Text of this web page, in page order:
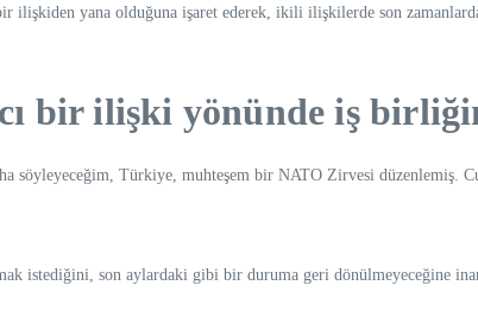
ilişkiden yana olduğuna işaret ederek, ikili ilişkilerde son
bir ilişki yönünde iş
Türkiye, muhteşem bir NATO Zirvesi düzenlemiş.
istediğini, son aylardaki gibi bir duruma geri dönülmeyeceğine